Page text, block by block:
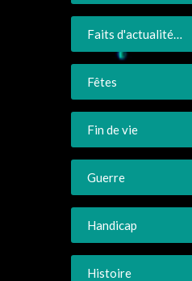
Faits d'actualité…
Fêtes
Fin de vie
Guerre
Handicap
Histoire